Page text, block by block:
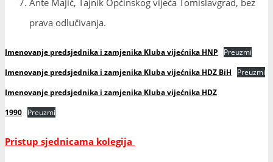
prava odlučivanja.
Imenovanje predsjednika i zamjenika Kluba vijećnika HNP
Preuzmi
Imenovanje predsjednika i zamjenika Kluba vijećnika HDZ BiH Preuzmi
Imenovanje predsjednika i zamjenika Kluba vijećnika HDZ
1990 Preuzmi
Pristup sjednicama kolegija